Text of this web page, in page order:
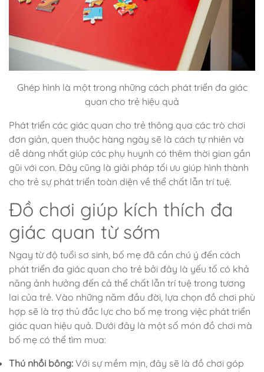
Ghép hình là một trong những cách phát triển đa giác
quan cho trẻ hiệu quả
Phát triển các giác quan cho trẻ thông qua các trò chơi
đơn giản, quen thuộc hàng ngày sẽ là cách tự nhiên và
dễ dàng nhất giúp các phụ huynh có thêm thời gian gần
gũi với con. Đây cũng là giải pháp tối ưu giúp hình thành
cho trẻ sự phát triển toàn diện về thể chất lẫn trí tuệ.
Đồ chơi giúp kích thích đa
giác quan từ sớm
Ngay từ độ tuổi sơ sinh, bố mẹ đã cần chú ý đến cách
phát triển đa giác quan cho trẻ bởi đây là yếu tố có khả
năng ảnh hưởng đến cả thể chất lẫn trí tuệ trong tương
lai của trẻ. Vào những năm đầu đời, lựa chọn đồ chơi phù
hợp sẽ là trợ thủ đắc lực cho bố mẹ trong việc phát triển
giác quan hiệu quả. Dưới đây là một số món đồ chơi mà
bố mẹ có thể tìm mua:
Thú nhồi bông: Với sự mềm mịn, đây sẽ là đồ chơi góp